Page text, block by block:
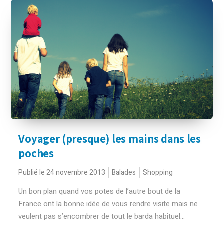
Voyager (presque) les mains dans les
poches
Publié le 24 novembre 2013 Balades Shopping
Un bon plan quand vos potes de l’autre bout de la
France ont la bonne idée de vous rendre visite mais ne
veulent pas s’encombrer de tout le barda habituel...